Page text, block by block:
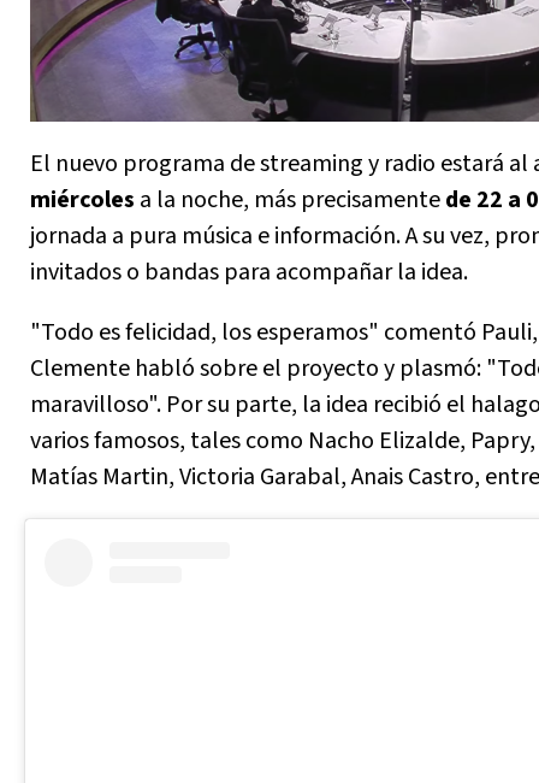
El nuevo programa de streaming y radio estará al
miércoles a la noche, más precisamentede 22 a
jornada a pura música e información. A su vez,
invitados o bandas para acompañar la idea.
"Todo es felicidad, los esperamos" comentó
Clemente habló sobre el proyecto y plasmó:
maravilloso". Por su parte, la idea recibió el
varios famosos, tales como Nacho Elizalde,
Matías Martin, Victoria Garabal, Anais Castro,